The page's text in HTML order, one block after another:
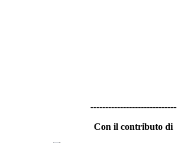
-----------------------------
Con il contributo di